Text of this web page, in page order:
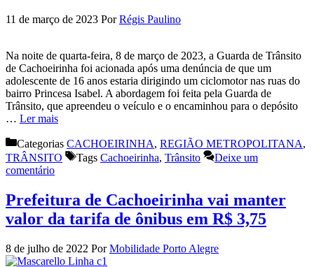
11 de março de 2023 PorRégis Paulino
Na noite de quarta-feira, 8 de março de 2023, a Guarda de Trânsito
de Cachoeirinha foi acionada após uma denúncia de que um
adolescente de 16 anos estaria dirigindo um ciclomotor nas ruas do
bairro Princesa Isabel. A abordagem foi feita pela Guarda de
Trânsito, que apreendeu o veículo e o encaminhou para o depósito
… Ler mais
Categorias CACHOEIRINHA, REGIÃO METROPOLITANA,
TRÂNSITO
Tags Cachoeirinha, Trânsito
Deixe um
comentário
Prefeitura de Cachoeirinha vai manter
valor da tarifa de ônibus em R$ 3,75
8 de julho de 2022 PorMobilidade Porto Alegre